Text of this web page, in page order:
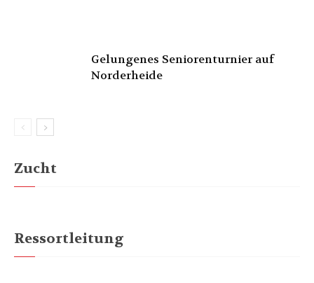
Gelungenes Seniorenturnier auf
Norderheide
Zucht
Ressortleitung